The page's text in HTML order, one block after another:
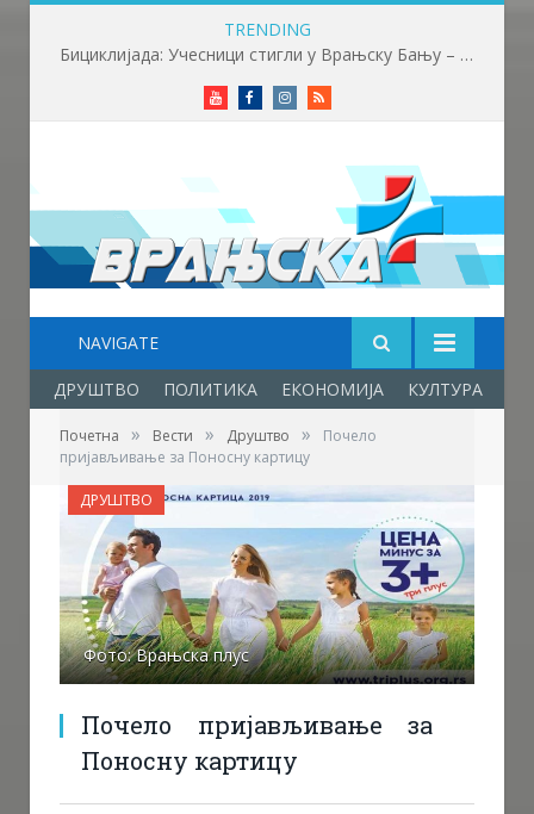
TRENDING
Бициклијада: Учесници стигли у Врањску Бању – почела трка до бране Првонек
YoutubeFacebookInstagram
RSS
NAVIGATE
ДРУШТВО ПОЛИТИКА ЕКОНОМИЈА КУЛТУРА
Почетна » Вести » Друштво »
Почело
пријављивање за Поносну картицу
Фото: Врањска плус
Почело пријављивање за
Поносну картицу
ДРУШТВО